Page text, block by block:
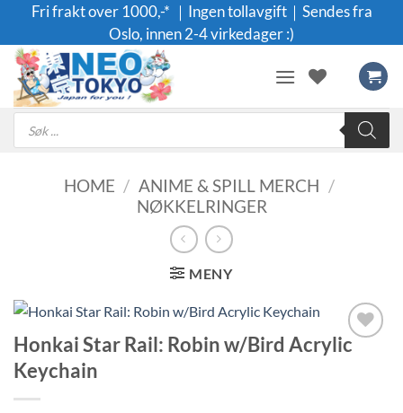
content
Fri frakt over 1000,-* ｜Ingen tollavgift｜Sendes fra
Oslo, innen 2-4 virkedager :)
Products
search
HOME / ANIME & SPILL MERCH /
NØKKELRINGER
MENY
Legg til i
Honkai Star Rail: Robin w/Bird Acrylic
Keychain